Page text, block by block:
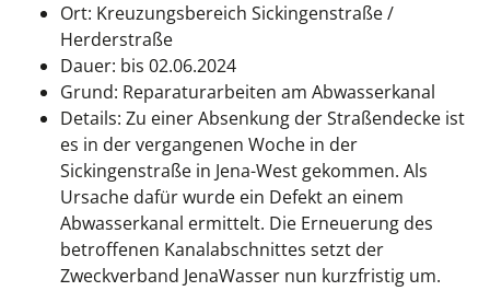
Ort: Kreuzungsbereich Sickingenstraße /
Herderstraße
Dauer: bis 02.06.2024
Grund: Reparaturarbeiten am Abwasserkanal
Details: Zu einer Absenkung der Straßendecke ist
es in der vergangenen Woche in der
Sickingenstraße in Jena-West gekommen. Als
Ursache dafür wurde ein Defekt an einem
Abwasserkanal ermittelt. Die Erneuerung des
betroffenen Kanalabschnittes setzt der
Zweckverband JenaWasser nun kurzfristig um.